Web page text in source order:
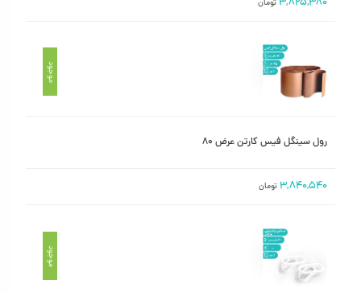
تومان
موجود
رول سینگل فیس کارتن عرض ۸۰
۳,۸۴۰,۵۴۰ تومان
موجود